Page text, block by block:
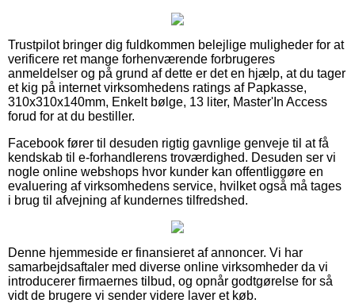
Trustpilot bringer dig fuldkommen belejlige muligheder for at
verificere ret mange forhenværende forbrugeres
anmeldelser og på grund af dette er det en hjælp, at du tager
et kig på internet virksomhedens ratings af Papkasse,
310x310x140mm, Enkelt bølge, 13 liter, Master'In Access
forud for at du bestiller.
Facebook fører til desuden rigtig gavnlige genveje til at få
kendskab til e-forhandlerens troværdighed. Desuden ser vi
nogle online webshops hvor kunder kan offentliggøre en
evaluering af virksomhedens service, hvilket også må tages
i brug til afvejning af kundernes tilfredshed.
Denne hjemmeside er finansieret af annoncer. Vi har
samarbejdsaftaler med diverse online virksomheder da vi
introducerer firmaernes tilbud, og opnår godtgørelse for så
vidt de brugere vi sender videre laver et køb.